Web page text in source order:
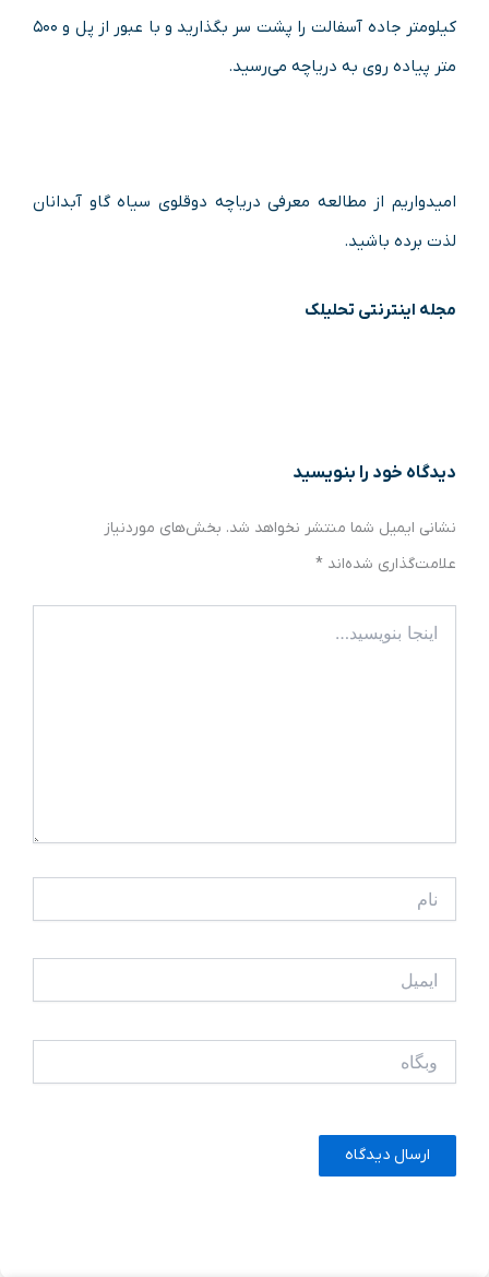
کیلومتر جاده آسفالت را پشت سر بگذارید و با عبور از پل و ۵۰۰
متر پیاده روی به دریاچه می‌رسید.
امیدواریم از مطالعه معرفی دریاچه دوقلوی سیاه گاو آبدانان
لذت برده باشید.
مجله اینترنتی تحلیلک
دیدگاه‌ خود را بنویسید
نشانی ایمیل شما منتشر نخواهد شد. بخش‌های موردنیاز
علامت‌گذاری شده‌اند *
بنویسید…